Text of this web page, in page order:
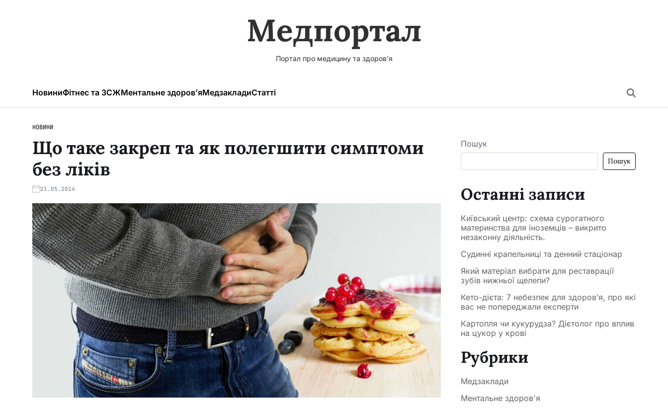
Медпортал
Портал про медицину та здоров'я
НовиниФітнес та ЗСЖМентальне здоров’яМедзакладиСтатті
НОВИНИ
Що таке закреп та як полегшити симптоми
без ліків
21.05.2024
Пошук
Пошук
Останні записи
Київський центр: схема сурогатного
материнства для іноземців – викрито
незаконну діяльність.
Судинні крапельниці та денний стаціонар
Який матеріал вибрати для реставрації
зубів нижньої щелепи?
Кето-дієта: 7 небезпек для здоров’я, про які
вас не попереджали експерти
Картопля чи кукурудза? Дієтолог про вплив
на цукор у крові
Рубрики
Медзаклади
Ментальне здоров'я